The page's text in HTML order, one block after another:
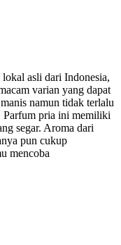
asli dari Indonesia,
varian yang dapat
namun tidak terlalu
Parfum pria ini memiliki
segar. Aroma dari
pun cukup
mencoba